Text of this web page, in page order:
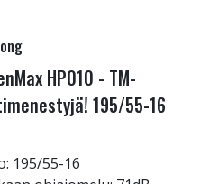
HP010 - TM-
195/55-16
195/55-16